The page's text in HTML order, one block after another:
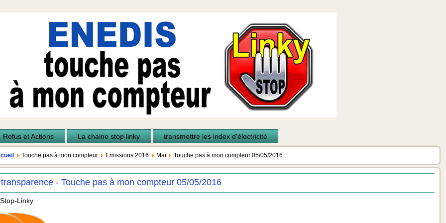
Refus et Actions La chaine stop linky transmettre les index d'électricité
Touche pas à mon compteur Emissions 2016 Mai Touche pas à mon compteur 05/05/2016
- Touche pas à mon compteur 05/05/2016
Linky